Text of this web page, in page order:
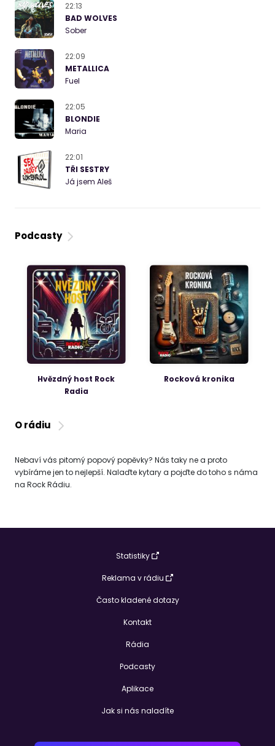
22:13
BAD WOLVES
Sober
22:09
METALLICA
Fuel
22:05
BLONDIE
Maria
22:01
TŘI SESTRY
Já jsem Aleš
Podcasty
Hvězdný host Rock
Radia
Rocková kronika
O rádiu
Nebaví vás pitomý popový popěvky? Nás taky ne a proto
vybíráme jen to nejlepší. Nalaďte kytary a pojďte do toho s náma
na Rock Rádiu.
Statistiky
Reklama v rádiu
Často kladené dotazy
Kontakt
Rádia
Podcasty
Aplikace
Jak si nás naladíte